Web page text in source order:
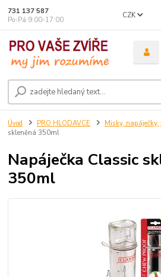
CZK
731 137 587
Po-Pá 9:00-17:00
Úvod PRO HLODAVCE Misky, napáječky,
skleněná 350ml
Napáječka Classic
350ml